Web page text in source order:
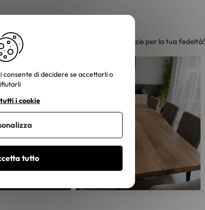
inviato entro 48-72 ore lavorative. Grazie per la tua fedeltà!
consente di decidere se accettarli o
tutto
i cookie